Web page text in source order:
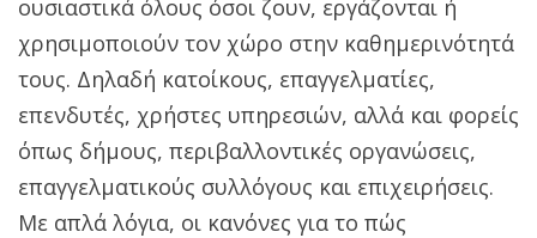
ουσιαστικά όλους όσοι ζουν, εργάζονται ή
χρησιμοποιούν τον χώρο στην καθημερινότητά
τους. Δηλαδή κατοίκους, επαγγελματίες,
επενδυτές, χρήστες υπηρεσιών, αλλά και φορείς
όπως δήμους, περιβαλλοντικές οργανώσεις,
επαγγελματικούς συλλόγους και επιχειρήσεις.
Με απλά λόγια, οι κανόνες για το πώς